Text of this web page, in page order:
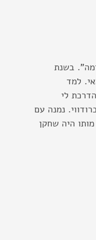
בשנת
למד
לי
נמנה עם
השחקנים". משנת 1970 ועד מותו היה שחקן